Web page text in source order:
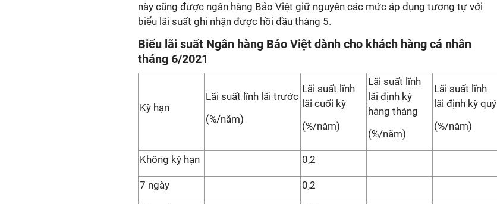
này cũng được ngân hàng Bảo Việt giữ nguyên các mức áp dụng tương tự với
biểu lãi suất ghi nhận được hồi đầu tháng 5.
Biểu lãi suất Ngân hàng Bảo Việt dành cho khách hàng cá nhân
tháng 6/2021
Kỳ hạn
Lãi suất lĩnh lãi trước
(%/năm)
Lãi suất lĩnh
lãi cuối kỳ
(%/năm)
Lãi suất lĩnh
lãi định kỳ
hàng tháng
(%/năm)
Lãi suất lĩnh
lãi định kỳ quý
(%/năm)
Không kỳ hạn 0,2
7 ngày 0,2